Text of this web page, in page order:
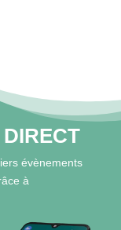
évènements
à